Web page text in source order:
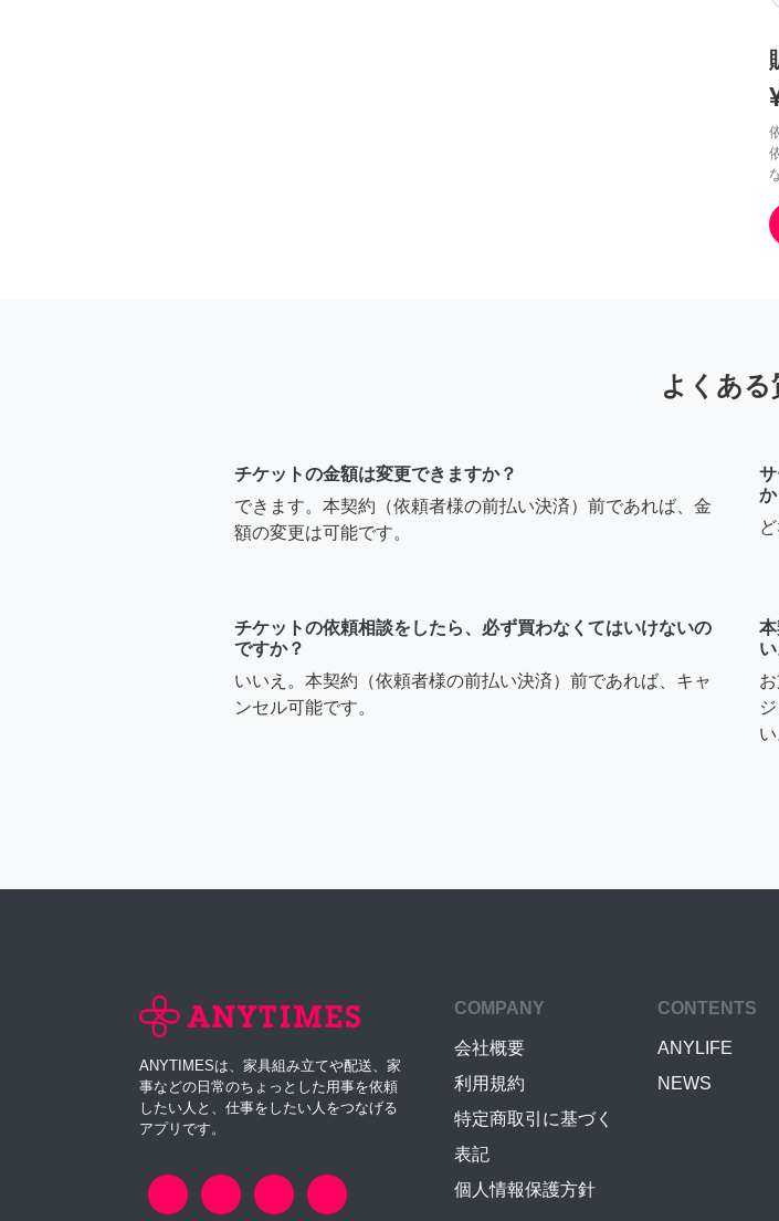
よくある
チケットの金額は変更できますか？
できます。本契約（依頼者様の前払い決済）前であれば、金
額の変更は可能です。
か
チケットの依頼相談をしたら、必ず買わなくてはいけないの
ですか？
いいえ。本契約（依頼者様の前払い決済）前であれば、キャ
ンセル可能です。
い
い
ANYTIMESは、家具組み立てや配送、家
事などの日常のちょっとした用事を依頼
したい人と、仕事をしたい人をつなげる
アプリです。
COMPANY
会社概要
利用規約
特定商取引に基づく
表記
個人情報保護方針
CONTENTS
ANYLIFE
NEWS